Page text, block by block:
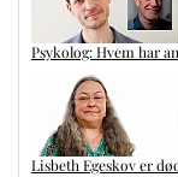
Psykolog: Hvem har
Lisbeth Egeskov er